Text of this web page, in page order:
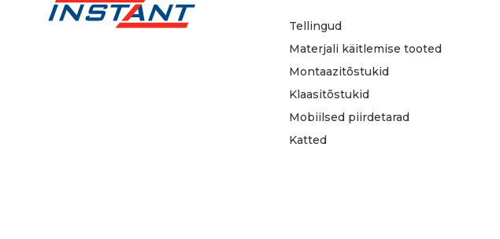
Tellingud
Materjali käitlemise tooted
Montaazitõstukid
Klaasitõstukid
Mobiilsed piirdetarad
Katted